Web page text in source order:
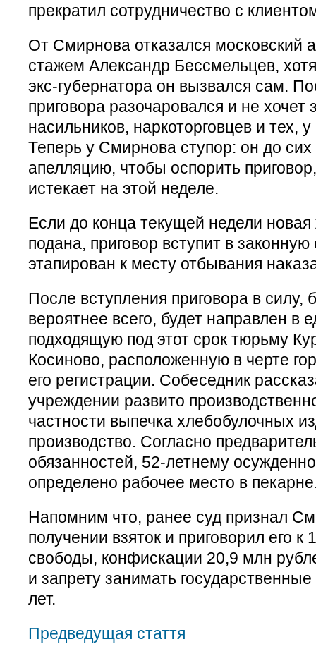
прекратил сотрудничество с
От Смирнова отказался московский
стажем Александр Бессмельцев,
экс-губернатора он вызвался сам.
приговора разочаровался и не
насильников, наркоторговцев и тех, у
Теперь у Смирнова ступор: он до
апелляцию, чтобы оспорить
истекает на этой неделе.
Если до конца текущей недели
подана, приговор вступит в
этапирован к месту отбывания
После вступления приговора в силу,
вероятнее всего, будет направлен в
подходящую под этот срок тюрьму
Косиново, расположенную в черте
его регистрации. Собеседник
учреждении развито
частности выпечка хлебобулочных
производство. Согласно
обязанностей, 52-летнему
определено рабочее место в
Напомним что, ранее суд признал
получении взяток и приговорил его
свободы, конфискации 20,9 млн
и запрету занимать
лет.
Предведущая стаття